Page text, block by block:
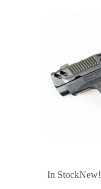
In StockNew!